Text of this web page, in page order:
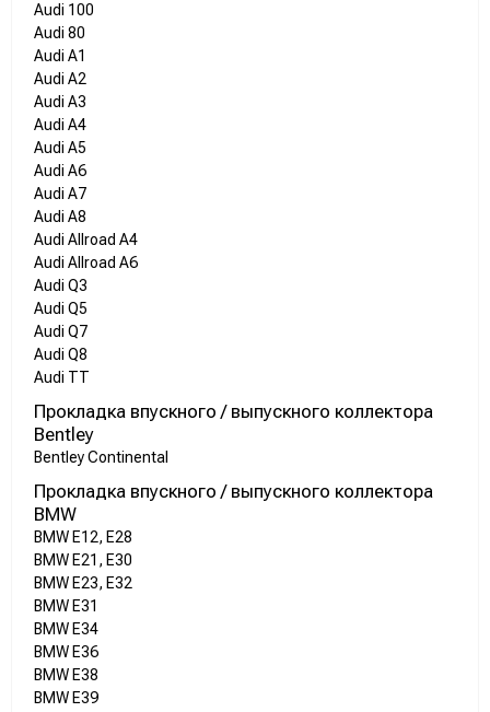
Audi 100
Audi 80
Audi A1
Audi A2
Audi A3
Audi A4
Audi A5
Audi A6
Audi A7
Audi A8
Audi Allroad A4
Audi Allroad A6
Audi Q3
Audi Q5
Audi Q7
Audi Q8
Audi TT
Прокладка впускного / выпускного коллектора
Bentley
Bentley Continental
Прокладка впускного / выпускного коллектора
BMW
BMW E12, E28
BMW E21, E30
BMW E23, E32
BMW E31
BMW E34
BMW E36
BMW E38
BMW E39